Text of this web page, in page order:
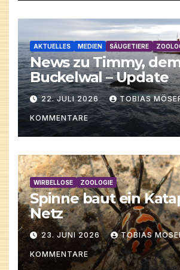
AKTUELLES MEDIEN SÄUGETIERE
News zu Timmy,
Buckelwal – Update
22. JULI 2026 TOBIAS
KOMMENTARE
WIRBELLOSE ZOOLOGIE
Spinne baut ein
Netz
23. JUNI 2026 TOBIAS
KOMMENTARE